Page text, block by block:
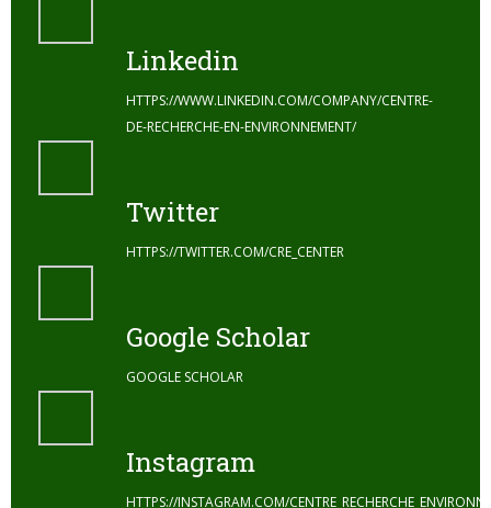
Linkedin
HTTPS://WWW.LINKEDIN.COM/COMPANY/CENTRE-
DE-RECHERCHE-EN-ENVIRONNEMENT/
Twitter
HTTPS://TWITTER.COM/CRE_CENTER
Google Scholar
GOOGLE SCHOLAR
Instagram
HTTPS://INSTAGRAM.COM/